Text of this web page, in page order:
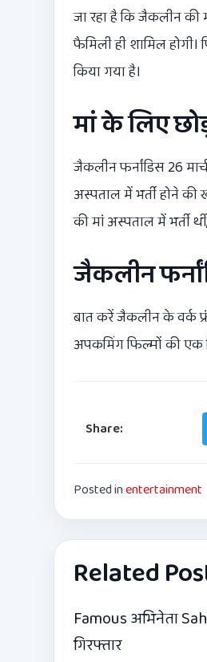
जा रहा है कि जैकलीन की
फैमिली ही शामिल
किया गया है।
मां के लिए
जैकलीन फर्नांडिस26
अस्पताल में भर्ती होने
की मां अस्पताल में
जैकलीन
बात करें जैकलीन के वर्क
अपकमिंग फिल्मों की
Share:
Posted inentertainment
Related
Famous अभिनेता
गिरफ्तार